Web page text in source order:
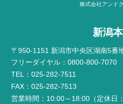
株式会社アンド
新潟
〒950-1151 新潟市中央区湖南5番
フリーダイヤル：0800-800-7070
TEL：025-282-7511
FAX：025-282-7513
営業時間：10:00～18:00（定休日